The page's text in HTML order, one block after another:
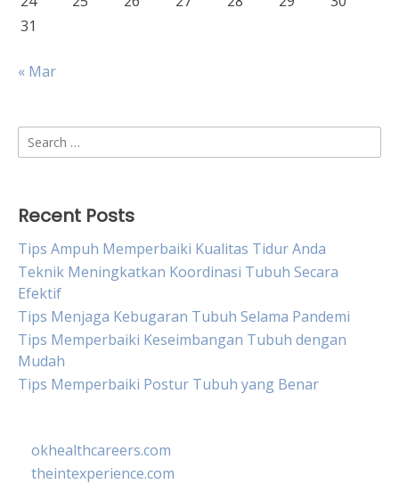
31
« Mar
Search
for:
Recent Posts
Tips Ampuh Memperbaiki Kualitas Tidur Anda
Teknik Meningkatkan Koordinasi Tubuh Secara
Efektif
Tips Menjaga Kebugaran Tubuh Selama Pandemi
Tips Memperbaiki Keseimbangan Tubuh dengan
Mudah
Tips Memperbaiki Postur Tubuh yang Benar
okhealthcareers.com
theintexperience.com